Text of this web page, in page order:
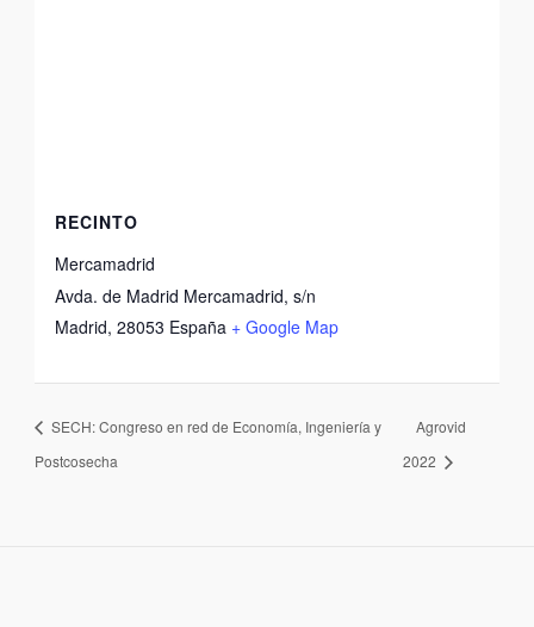
RECINTO
Mercamadrid
Avda. de Madrid Mercamadrid, s/n
Madrid, 28053 España + Google Map
SECH: Congreso en red de Economía, Ingeniería y
Postcosecha
Agrovid
2022